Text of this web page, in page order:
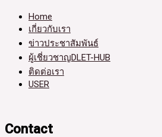
Home
เกี่ยวกับเรา
ข่าวประชาสัมพันธ์
ผู้เชี่ยวชาญDLET-HUB
ติดต่อเรา
USER
Contact